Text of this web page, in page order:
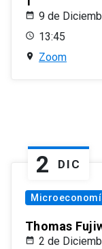
9 de
13:45
Zoom
2 DIC
Thomas
2 de